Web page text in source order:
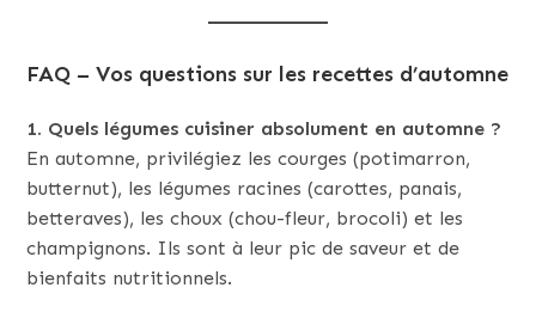
FAQ – Vos questions sur les recettes d’automne
1. Quels légumes cuisiner absolument en automne ?
En automne, privilégiez les courges (potimarron,
butternut), les légumes racines (carottes, panais,
betteraves), les choux (chou-fleur, brocoli) et les
champignons. Ils sont à leur pic de saveur et de
bienfaits nutritionnels.